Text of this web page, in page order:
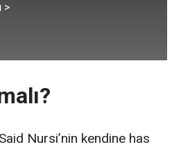
>
Nursi’nin kendine has